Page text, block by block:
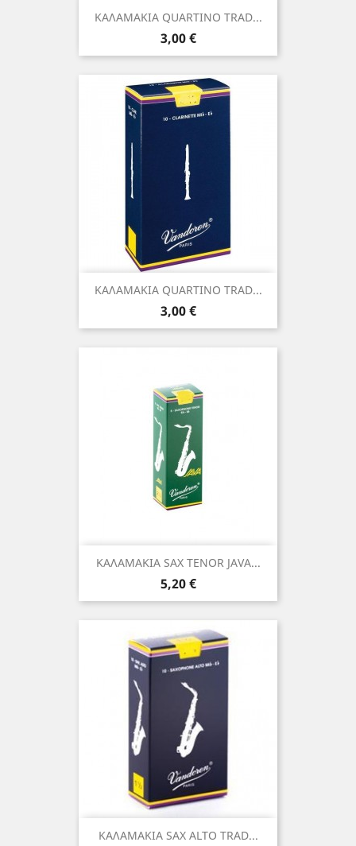
ΚΑΛΑΜΑΚΙΑ QUARTINO TRAD...
Τιμή
3,00 €
ΚΑΛΑΜΑΚΙΑ QUARTINO TRAD...
Τιμή
3,00 €
ΚΑΛΑΜΑΚΙΑ SAX TENOR JAVA...
Τιμή
5,20 €
ΚΑΛΑΜΑΚΙΑ SAX ALTO TRAD...